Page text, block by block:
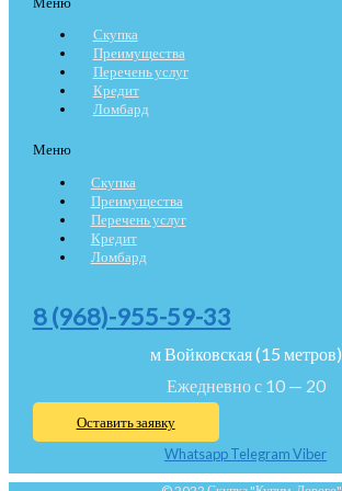
Скупка
Преимущества
Перечень услуг
Кредит
Ломбард
Меню
Скупка
Преимущества
Перечень услуг
Кредит
Ломбард
8 (968)-955-59-33
м Войковская (15 метров)
Ежедневно с 10 — 20
Оставить заявку
WhatsappTelegramViber